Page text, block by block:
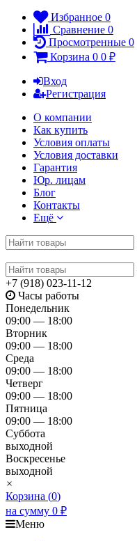
Избранное 0
Сравнение 0
Просмотренные 0
Корзина 0 0 ₽
Вход
Регистрация
О компании
Как купить
Условия оплаты
Условия доставки
Гарантия
Юр. лицам​
Блог
Контакты
Ещё
+7 (918) 023-11-12
Часы работы
Понедельник
09:00 — 18:00
Вторник
09:00 — 18:00
Среда
09:00 — 18:00
Четверг
09:00 — 18:00
Пятница
09:00 — 18:00
Суббота
выходной
Воскресенье
выходной
×
Корзина (0)
на сумму 0 ₽
Меню